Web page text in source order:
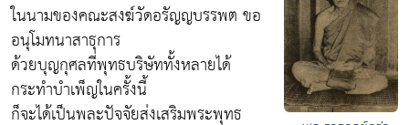
ในนามของคณะสงฆ์วัดอรัญญบรรพต ขอ
อนุโมทนาสาธุการ
ด้วยบุญกุศลที่พุทธบริษัททั้งหลายได้
กระทำบำเพ็ญในครั้งนี้
ก็จะได้เป็นพละปัจจัยส่งเสริมพระพุทธ